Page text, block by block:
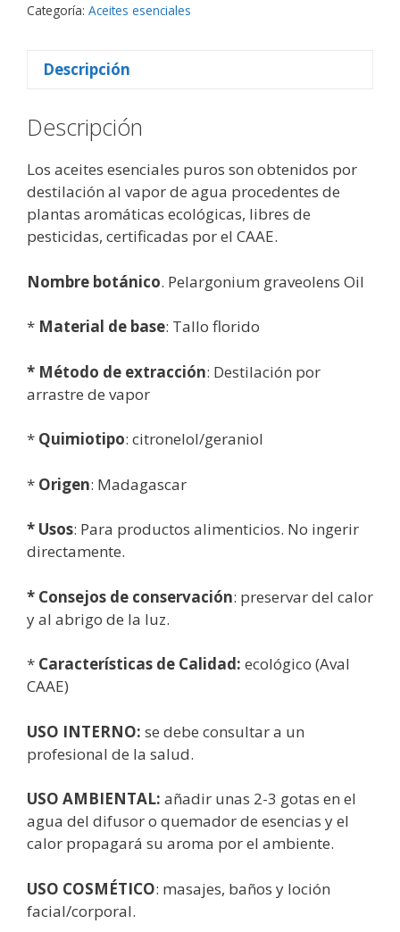
cantidad
Categoría: Aceites esenciales
Descripción
Descripción
Los aceites esenciales puros son obtenidos por
destilación al vapor de agua procedentes de
plantas aromáticas ecológicas, libres de
pesticidas, certificadas por el CAAE.
Nombre botánico. Pelargonium graveolens Oil
* Material de base: Tallo florido
* Método de extracción: Destilación por
arrastre de vapor
* Quimiotipo: citronelol/geraniol
* Origen: Madagascar
* Usos: Para productos alimenticios. No ingerir
directamente.
* Consejos de conservación: preservar del calor
y al abrigo de la luz.
* Características de Calidad: ecológico (Aval
CAAE)
USO INTERNO: se debe consultar a un
profesional de la salud.
USO AMBIENTAL: añadir unas 2-3 gotas en el
agua del difusor o quemador de esencias y el
calor propagará su aroma por el ambiente.
USO COSMÉTICO: masajes, baños y loción
facial/corporal.